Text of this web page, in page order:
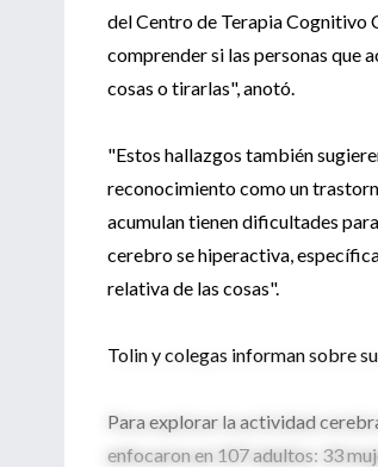
del Centro de Terapia Cognitivo
comprender si las personas que
cosas o tirarlas", anotó.
"Estos hallazgos también
reconocimiento como un
acumulan tienen dificultades
cerebro se hiperactiva,
relativa de las cosas".
Tolin y colegas informan sobre
Para explorar la actividad
enfocaron en 107 adultos: 33